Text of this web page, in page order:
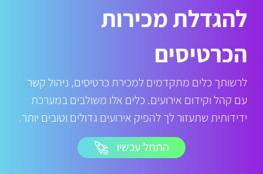
להגדלת מכירות
הכרטיסים
לרשותך כלים מתקדמים למכירת כרטיסים, ניהול קשר
עם קהל וקידום אירועים. כלים אלו משולבים במערכת
ידידותית שתעזור לך להפיק אירועים גדולים וטובים יותר.
התחל עכשיו